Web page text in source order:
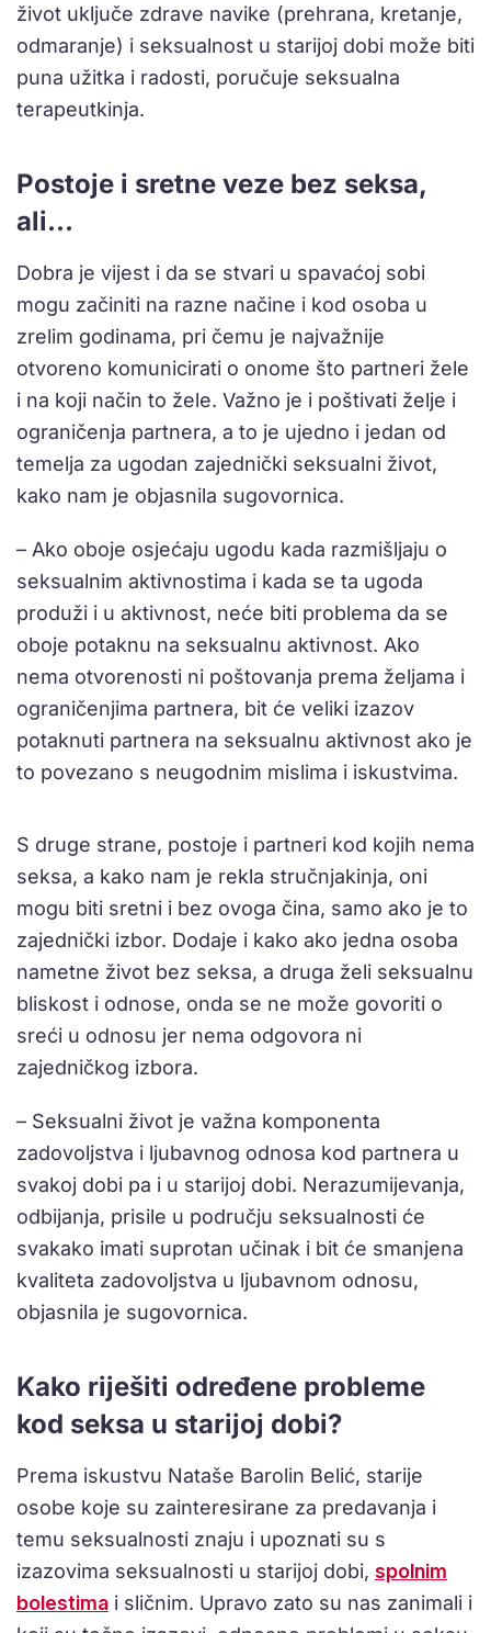
život uključe zdrave navike (prehrana, kretanje,
odmaranje) i seksualnost u starijoj dobi može biti
puna užitka i radosti, poručuje seksualna
terapeutkinja.
Postoje i sretne veze bez seksa,
ali…
Dobra je vijest i da se stvari u spavaćoj sobi
mogu začiniti na razne načine i kod osoba u
zrelim godinama, pri čemu je najvažnije
otvoreno komunicirati o onome što partneri žele
i na koji način to žele. Važno je i poštivati želje i
ograničenja partnera, a to je ujedno i jedan od
temelja za ugodan zajednički seksualni život,
kako nam je objasnila sugovornica.
– Ako oboje osjećaju ugodu kada razmišljaju o
seksualnim aktivnostima i kada se ta ugoda
produži i u aktivnost, neće biti problema da se
oboje potaknu na seksualnu aktivnost. Ako
nema otvorenosti ni poštovanja prema željama i
ograničenjima partnera, bit će veliki izazov
potaknuti partnera na seksualnu aktivnost ako je
to povezano s neugodnim mislima i iskustvima.
S druge strane, postoje i partneri kod kojih nema
seksa, a kako nam je rekla stručnjakinja, oni
mogu biti sretni i bez ovoga čina, samo ako je to
zajednički izbor. Dodaje i kako ako jedna osoba
nametne život bez seksa, a druga želi seksualnu
bliskost i odnose, onda se ne može govoriti o
sreći u odnosu jer nema odgovora ni
zajedničkog izbora.
– Seksualni život je važna komponenta
zadovoljstva i ljubavnog odnosa kod partnera u
svakoj dobi pa i u starijoj dobi. Nerazumijevanja,
odbijanja, prisile u području seksualnosti će
svakako imati suprotan učinak i bit će smanjena
kvaliteta zadovoljstva u ljubavnom odnosu,
objasnila je sugovornica.
Kako riješiti određene probleme
kod seksa u starijoj dobi?
Prema iskustvu Nataše Barolin Belić, starije
osobe koje su zainteresirane za predavanja i
temu seksualnosti znaju i upoznati su s
izazovima seksualnosti u starijoj dobi, spolnim
bolestima i sličnim. Upravo zato su nas zanimali i